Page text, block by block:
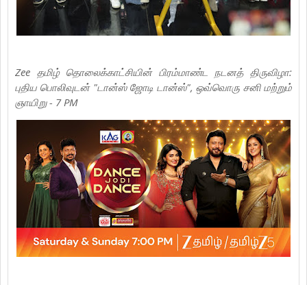
Zee தமிழ் தொலைக்காட்சியின் பிரம்மாண்ட நடனத் திருவிழா:
புதிய பொலிவுடன் "டான்ஸ் ஜோடி டான்ஸ்", ஒவ்வொரு சனி மற்றும்
ஞாயிறு - 7 PM